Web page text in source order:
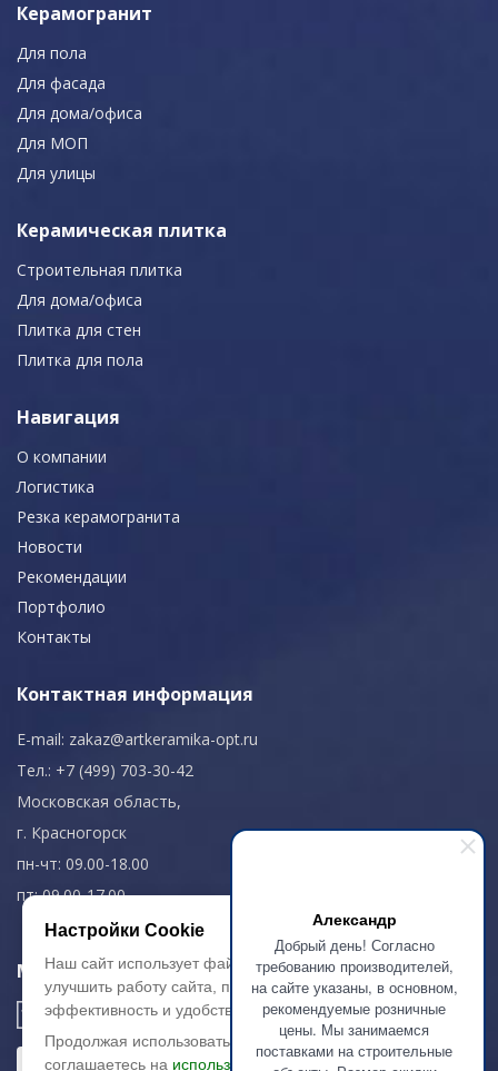
Александр
Добрый день! Согласно
требованию производителей,
на сайте указаны, в основном,
рекомендуемые розничные
цены. Мы занимаемся
поставками на строительные
Керамогранит
Для пола
Для фасада
Для дома/офиса
Для МОП
Для улицы
Керамическая плитка
Строительная плитка
Для дома/офиса
Плитка для стен
Плитка для пола
Навигация
О компании
Логистика
Резка керамогранита
Новости
Рекомендации
Портфолио
Контакты
Контактная информация
E-mail: zakaz@artkeramika-opt.ru
Тел.: +7 (499) 703-30-42
Московская область,
г. Красногорск
пн-чт: 09.00-18.00
пт: 09.00-17.00
Мы в соц. сетях
Настройки Cookie
Наш сайт использует файлы cookie, чтобы
улучшить работу сайта, повысить его
эффективность и удобство.
Продолжая использовать сайт, вы
соглашаетесь на использование файлов